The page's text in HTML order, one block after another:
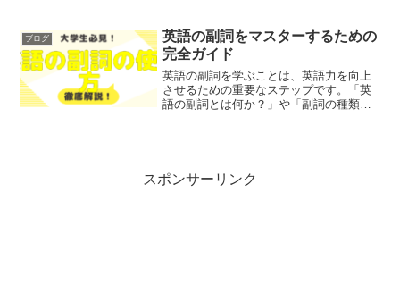
し、「どのようなデザインが効果的なの
か」「どんな要素を取り入れ...
ブログ
英語の副詞をマスターするための
完全ガイド
英語の副詞を学ぶことは、英語力を向上
させるための重要なステップです。「英
語の副詞とは何か？」や「副詞の種類と
スポンサーリンク